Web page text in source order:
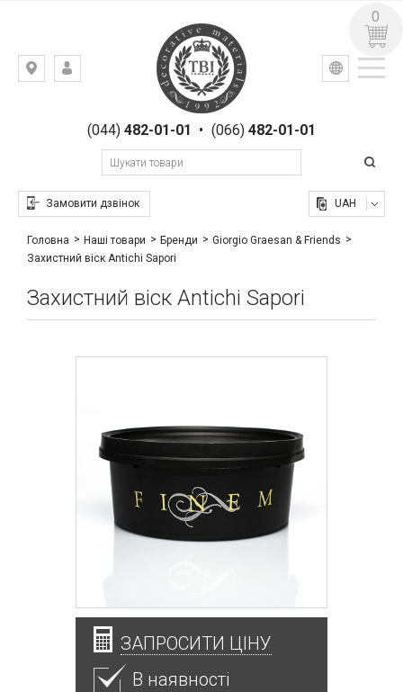
Київ,
Гоголівська,(044)482-01-01 • (066) 482-01-01
Замовити дзвінок
УКР РУС
UAH
0
Головна Наші товари Бренди
Giorgio Graesan & Friends
Захистний віск Antichi Sapori
Захистний віск Antichi Sapori
ЗАПРОСИТИ ЦІНУ
В наявності